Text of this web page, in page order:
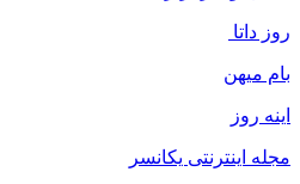
روز داتا
بام میهن
اینه روز
مجله اینترنتی یکانسر